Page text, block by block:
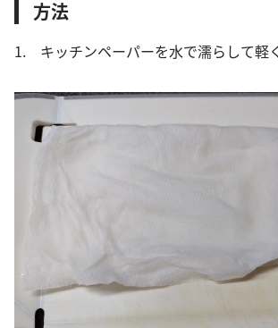
方法
1. キッチンペーパーを水で濡らして軽